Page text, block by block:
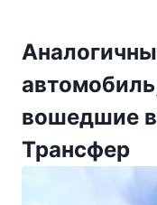
вошедшие
Трансфер